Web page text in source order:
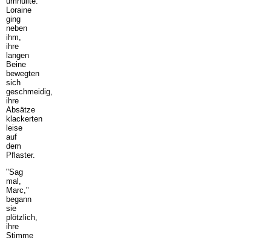
Loraine
ging
neben
ihm,
ihre
langen
Beine
bewegten
sich
geschmeidig,
ihre
Absätze
klackerten
leise
auf
dem
Pflaster.
"Sag
mal,
Marc,"
begann
sie
plötzlich,
ihre
Stimme